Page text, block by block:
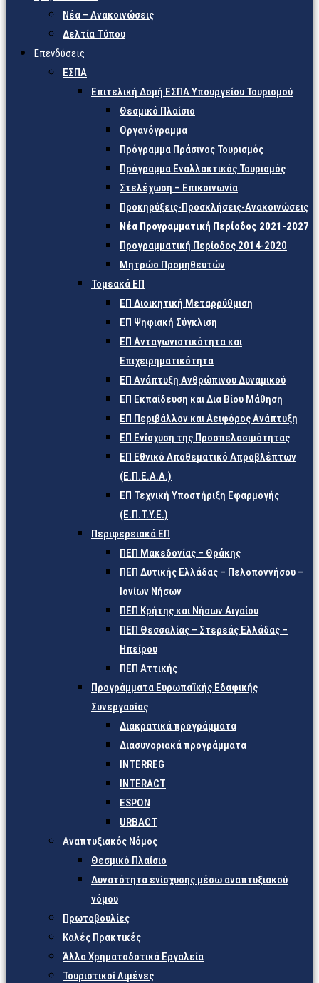
Νέα – Ανακοινώσεις
Δελτία Τύπου
Επενδύσεις
ΕΣΠΑ
Επιτελική Δομή ΕΣΠΑ Υπουργείου Τουρισμού
Θεσμικό Πλαίσιο
Οργανόγραμμα
Πρόγραμμα Πράσινος Τουρισμός
Πρόγραμμα Εναλλακτικός Τουρισμός
Στελέχωση – Επικοινωνία
Προκηρύξεις-Προσκλήσεις-Ανακοινώσεις
Νέα Προγραμματική Περίοδος 2021-2027
Προγραμματική Περίοδος 2014-2020
Μητρώο Προμηθευτών
Τομεακά ΕΠ
ΕΠ Διοικητική Μεταρρύθμιση
ΕΠ Ψηφιακή Σύγκλιση
ΕΠ Ανταγωνιστικότητα και
Επιχειρηματικότητα
ΕΠ Ανάπτυξη Ανθρώπινου Δυναμικού
ΕΠ Εκπαίδευση και Δια Βίου Μάθηση
ΕΠ Περιβάλλον και Αειφόρος Ανάπτυξη
ΕΠ Ενίσχυση της Προσπελασιμότητας
ΕΠ Εθνικό Αποθεματικό Απροβλέπτων
(Ε.Π.Ε.Α.Α.)
ΕΠ Τεχνική Υποστήριξη Εφαρμογής
(Ε.Π.Τ.Υ.Ε.)
Περιφερειακά ΕΠ
ΠΕΠ Μακεδονίας – Θράκης
ΠΕΠ Δυτικής Ελλάδας – Πελοποννήσου –
Ιονίων Νήσων
ΠΕΠ Κρήτης και Νήσων Αιγαίου
ΠΕΠ Θεσσαλίας – Στερεάς Ελλάδας –
Ηπείρου
ΠΕΠ Αττικής
Προγράμματα Ευρωπαϊκής Εδαφικής
Συνεργασίας
Διακρατικά προγράμματα
Διασυνοριακά προγράμματα
INTERREG
INTERACT
ESPON
URBACT
Αναπτυξιακός Νόμος
Θεσμικό Πλαίσιο
Δυνατότητα ενίσχυσης μέσω αναπτυξιακού
νόμου
Πρωτοβουλίες
Καλές Πρακτικές
Άλλα Χρηματοδοτικά Εργαλεία
Τουριστικοί Λιμένες